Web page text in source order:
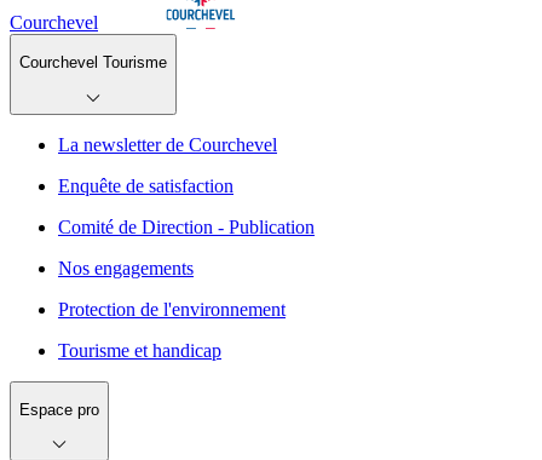
Courchevel
Courchevel Tourisme
La newsletter de Courchevel
Enquête de satisfaction
Comité de Direction - Publication
Nos engagements
Protection de l'environnement
Tourisme et handicap
Espace pro